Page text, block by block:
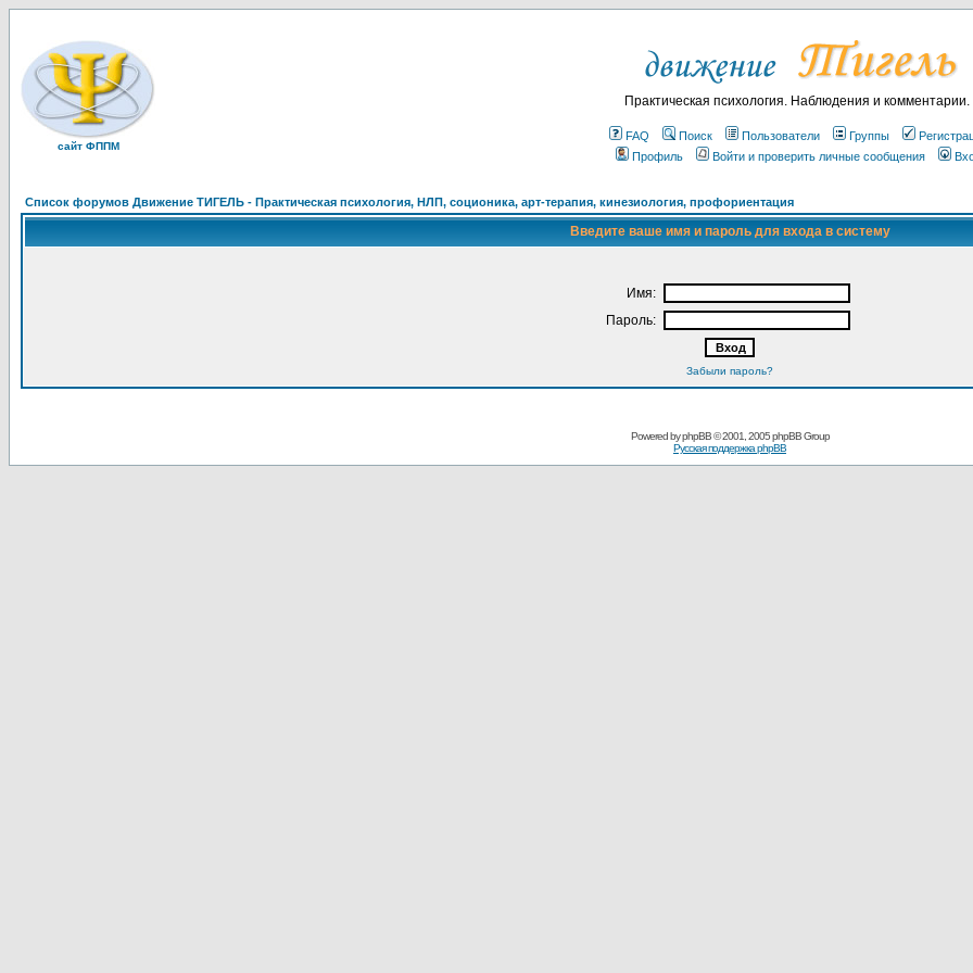
сайт ФППМ
Практическая психология. Наблюдения и комментарии.
FAQ Поиск Пользователи Группы
Профиль
Войти и проверить личные сообщения
Список форумов Движение ТИГЕЛЬ - Практическая психология, НЛП, соционика, арт-терапия, кинезиология, профориентация
Введите ваше имя и пароль для входа в систему
Имя:
Пароль:
Забыли пароль?
Powered byphpBB© 2001, 2005 phpBB Group
Русская поддержка phpBB